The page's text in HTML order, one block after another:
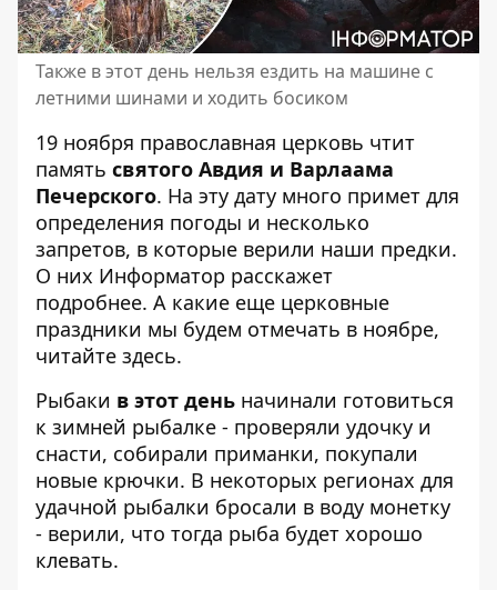
Также в этот день нельзя ездить на машине с
летними шинами и ходить босиком
19 ноября православная церковь чтит
память святого Авдия и Варлаама
Печерского. На эту дату много примет для
определения погоды и несколько
запретов, в которые верили наши предки.
О них Информатор расскажет
подробнее. А какие еще церковные
праздники мы будем отмечать в ноябре,
читайте здесь.
Рыбаки в этот день начинали готовиться
к зимней рыбалке - проверяли удочку и
снасти, собирали приманки, покупали
новые крючки. В некоторых регионах для
удачной рыбалки бросали в воду монетку
- верили, что тогда рыба будет хорошо
клевать.